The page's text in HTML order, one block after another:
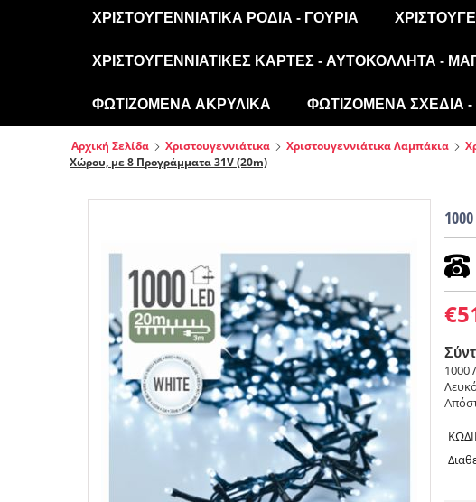
ΧΡΙΣΤΟΥΓΕΝΝΙΆΤΙΚΑ ΡΌΔΙΑ - ΓΟΎΡΙΑ
ΧΡΙΣΤΟΥΓΕΝΝΙΆΤΙΚΕΣ ΚΆΡΤΕΣ - ΑΥΤΟΚΌΛΛΗΤΑ -
ΦΩΤΙΖΌΜΕΝΑ ΑΚΡΥΛΙΚΆ ΦΩΤΙΖΌΜΕΝΑ ΣΧΈΔΙΑ -
Αρχική Σελίδα Χριστουγεννιάτικα Χριστουγεννιάτικα Λαμπάκια
Χώρου, με 8 Προγράμματα 31V (20m)
€
1000